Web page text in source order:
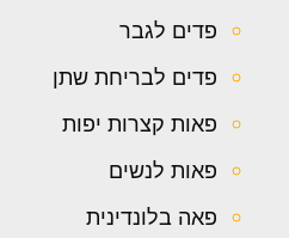
פדים לגבר
פדים לבריחת שתן
פאות קצרות יפות
פאות לנשים
פאה בלונדינית